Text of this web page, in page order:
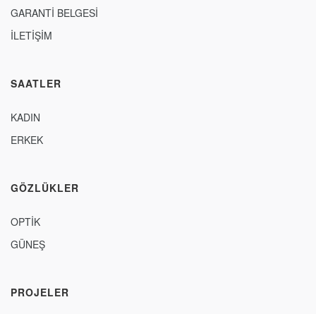
GARANTİ BELGESİ
İLETİŞİM
SAATLER
KADIN
ERKEK
GÖZLÜKLER
OPTİK
GÜNEŞ
PROJELER